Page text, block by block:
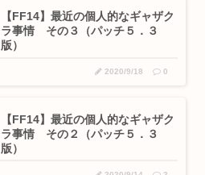
【FF14】最近の個人的なギャザク
ラ事情 その３（パッチ５．３
版）
2020/9/18 0
【FF14】最近の個人的なギャザク
ラ事情 その２（パッチ５．３
版）